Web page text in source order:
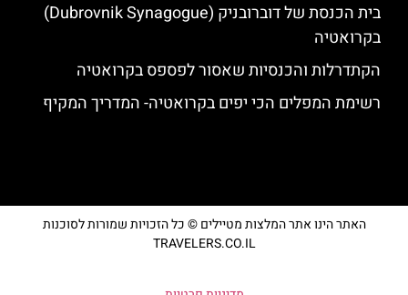
בית הכנסת של דוברובניק (Dubrovnik Synagogue)
בקרואטיה
הקתדרלות והכנסיות שאסור לפספס בקרואטיה
רשימת המפלים הכי יפים בקרואטיה- המדריך המקיף
האתר הינו אתר המלצות מטיילים © כל הזכויות שמורות לסוכנות
TRAVELERS.CO.IL